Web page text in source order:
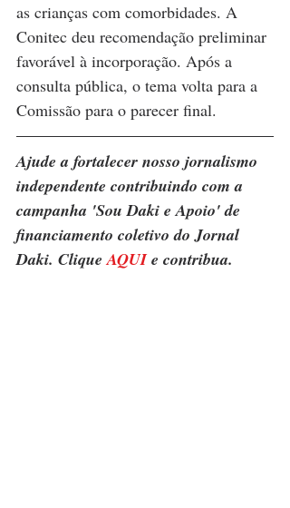
as crianças com comorbidades. A
Conitec deu recomendação preliminar
favorável à incorporação. Após a
consulta pública, o tema volta para a
Comissão para o parecer final.
Ajude a fortalecer nosso jornalismo
independente contribuindo com a
campanha 'Sou Daki e Apoio' de
financiamento coletivo do Jornal
Daki. Clique AQUI e contribua.